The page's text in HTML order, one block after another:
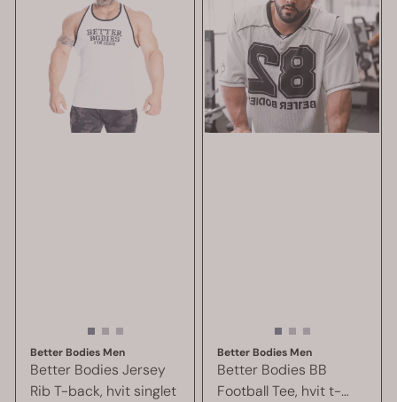
Better Bodies Men
Better Bodies Jersey
Rib T-back, hvit singlet
Better Bodies Men
Better Bodies BB
Football Tee, hvit t-